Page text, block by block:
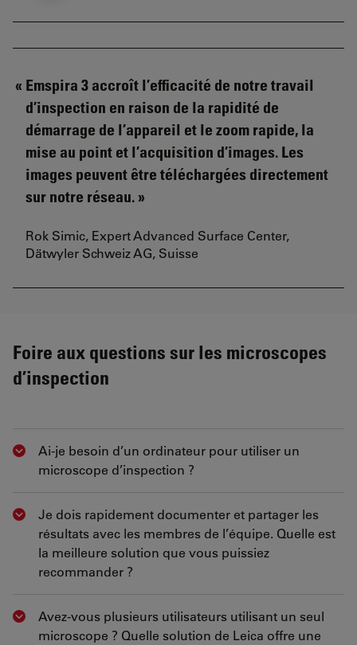
Emspira 3 accroît l’efficacité de notre travail
d’inspection en raison de la rapidité de
démarrage de l’appareil et le zoom rapide, la
mise au point et l’acquisition d’images. Les
images peuvent être téléchargées directement
sur notre réseau.
Rok Simic, Expert Advanced Surface Center,
Dätwyler Schweiz AG, Suisse
Foire aux questions sur les microscopes
d’inspection
Show answer
Ai-je besoin d’un ordinateur pour utiliser un
microscope d’inspection ?
Show answer
Je dois rapidement documenter et partager les
résultats avec les membres de l’équipe. Quelle est
la meilleure solution que vous puissiez
recommander ?
Show answer
Avez-vous plusieurs utilisateurs utilisant un seul
microscope ? Quelle solution de Leica offre une